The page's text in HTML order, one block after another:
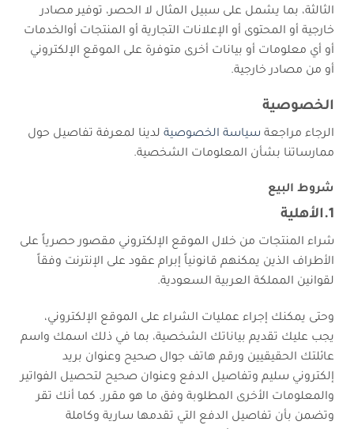
الثالثة، بما يشمل على سبيل المثال لا الحصر، توفير مصادر
خارجية أو المحتوى أو الإعلانات التجارية أو المنتجات أوالخدمات
أو أي معلومات أو بيانات أخرى متوفرة على الموقع الإلكتروني
أو من مصادر خارجية.
الخصوصية
الرجاء مراجعة سياسة الخصوصية لدينا لمعرفة تفاصيل حول
ممارساتنا بشأن المعلومات الشخصية.
شروط البيع
1.الأهلية
شراء المنتجات من خلال الموقع الإلكتروني مقصور حصرياً على
الأطراف الذين يمكنهم قانونياً إبرام عقود على الإنترنت وفقاً
لقوانين المملكة العربية السعودية.
وحتى يمكنك إجراء عمليات الشراء على الموقع الإلكتروني،
يجب عليك تقديم بياناتك الشخصية، بما في ذلك اسمك واسم
عائلتك الحقيقيين ورقم هاتف جوال صحيح وعنوان بريد
إلكتروني سليم وتفاصيل الدفع وعنوان صحيح لتحصيل الفواتير
والمعلومات الأخرى المطلوبة وفق ما هو مقرر. كما أنك تقر
وتضمن بأن تفاصيل الدفع التي تقدمها سارية وكاملة